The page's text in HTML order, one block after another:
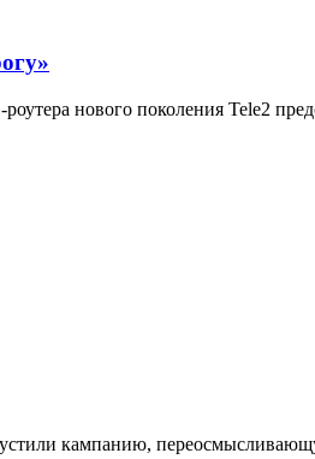
нового поколения Tele2
кампанию,